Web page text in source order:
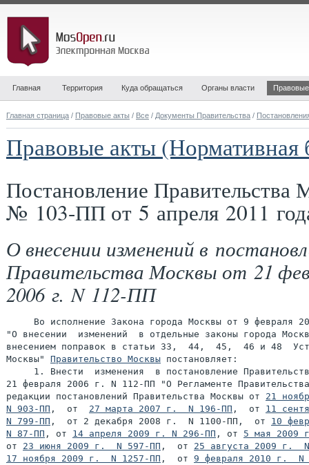
Главная Территория Куда обращаться Органы власти
Главная страница / Правовые акты / Все / Документы Правительства /
Правовые акты (Нормативная
Постановление Правительства
№ 103-ПП от 5 апреля 2011
О внесении изменений в
Правительства Москвы от 21
2006 г. N 112-ПП
Во исполнение Закона города Москвы от 9 февраля
"О внесении  изменений  в отдельные законы города
внесением поправок в статьи 33,  44,  45,  46 и 48
Москвы" Правительство Москвы постановляет:
1. Внести  изменения  в постановление
21 февраля 2006 г. N 112-ПП "О Регламенте
редакции постановлений Правительства Москвы от 21
N 903-ПП ,  от 27 марта 2007 г.  N 196-ПП ,  от 11
N 799-ПП ,  от 2 декабря 2008 г.  N 1100-ПП,  от 10
N 87-ПП , от 14 апреля 2009 г. N 296-ПП , от 5 мая 2009
от 23 июня 2009 г.  N 597-ПП ,  от 25 августа 2009 г.
17 ноября 2009 г.  N 1257-ПП ,  от 9 февраля 2010 г.  N